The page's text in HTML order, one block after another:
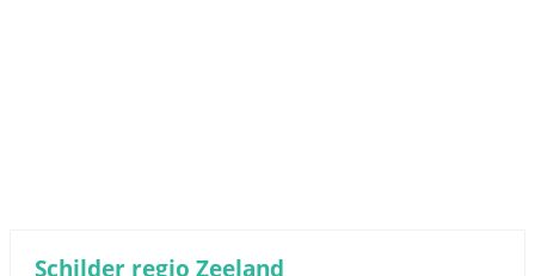
Schilder regio Zeeland